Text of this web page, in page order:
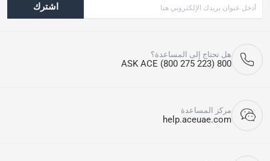
اشترك
هل تحتاج إلى المساعدة؟
800 ASK ACE (800 275 223)
مركز المساعدة
help.aceuae.com